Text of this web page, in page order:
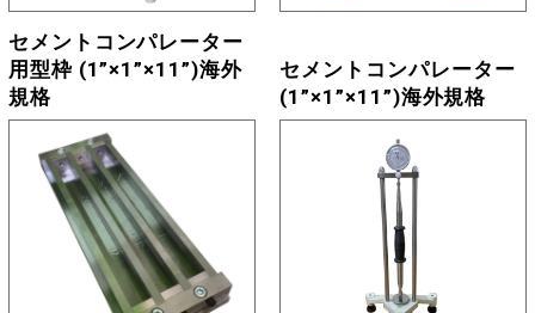
セメントコンパレーター
用型枠 (1”×1”×11”)海外
規格
セメントコンパレーター
(1”×1”×11”)海外規格